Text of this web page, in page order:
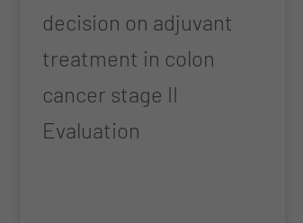
decision on adjuvant
treatment in colon
cancer stage II
Evaluation